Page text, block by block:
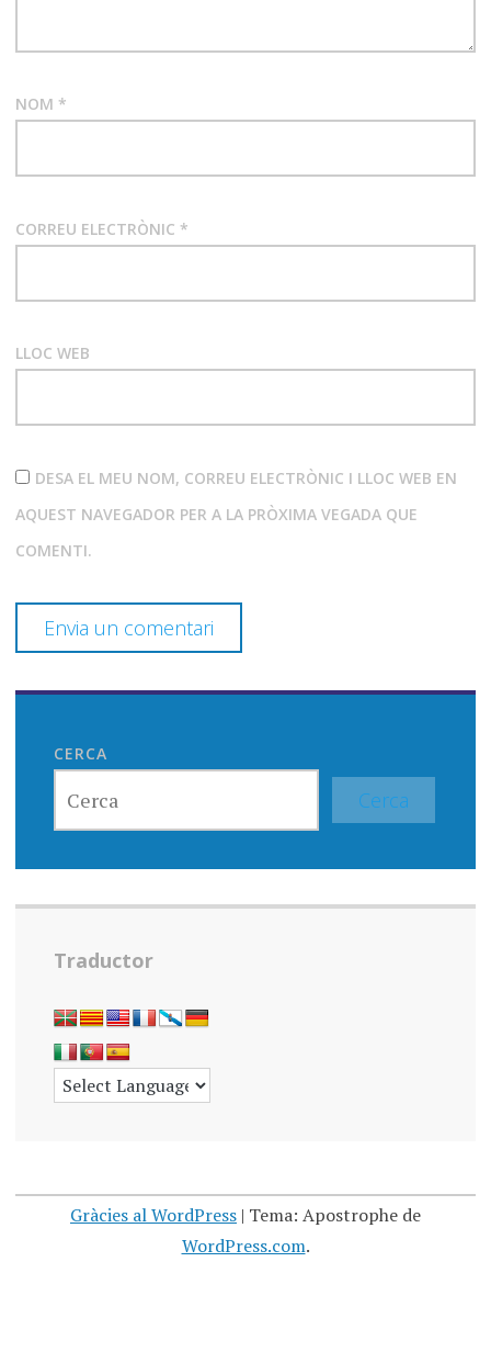
NOM *
CORREU ELECTRÒNIC *
LLOC WEB
DESA EL MEU NOM, CORREU ELECTRÒNIC I LLOC WEB EN
AQUEST NAVEGADOR PER A LA PRÒXIMA VEGADA QUE
COMENTI.
CERCA
Cerca
Traductor
Gràcies al WordPress | Tema: Apostrophe de
WordPress.com.